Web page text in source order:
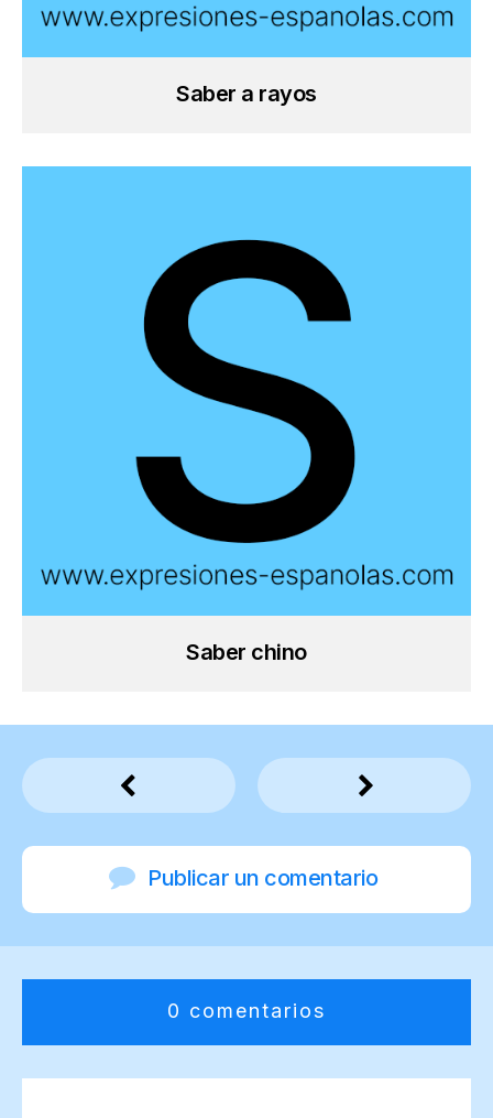
Saber a rayos
Saber chino
Publicar un comentario
0 comentarios